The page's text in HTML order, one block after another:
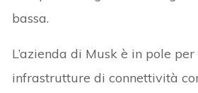
bassa.
L’azienda di Musk è in pole
infrastrutture di connettività